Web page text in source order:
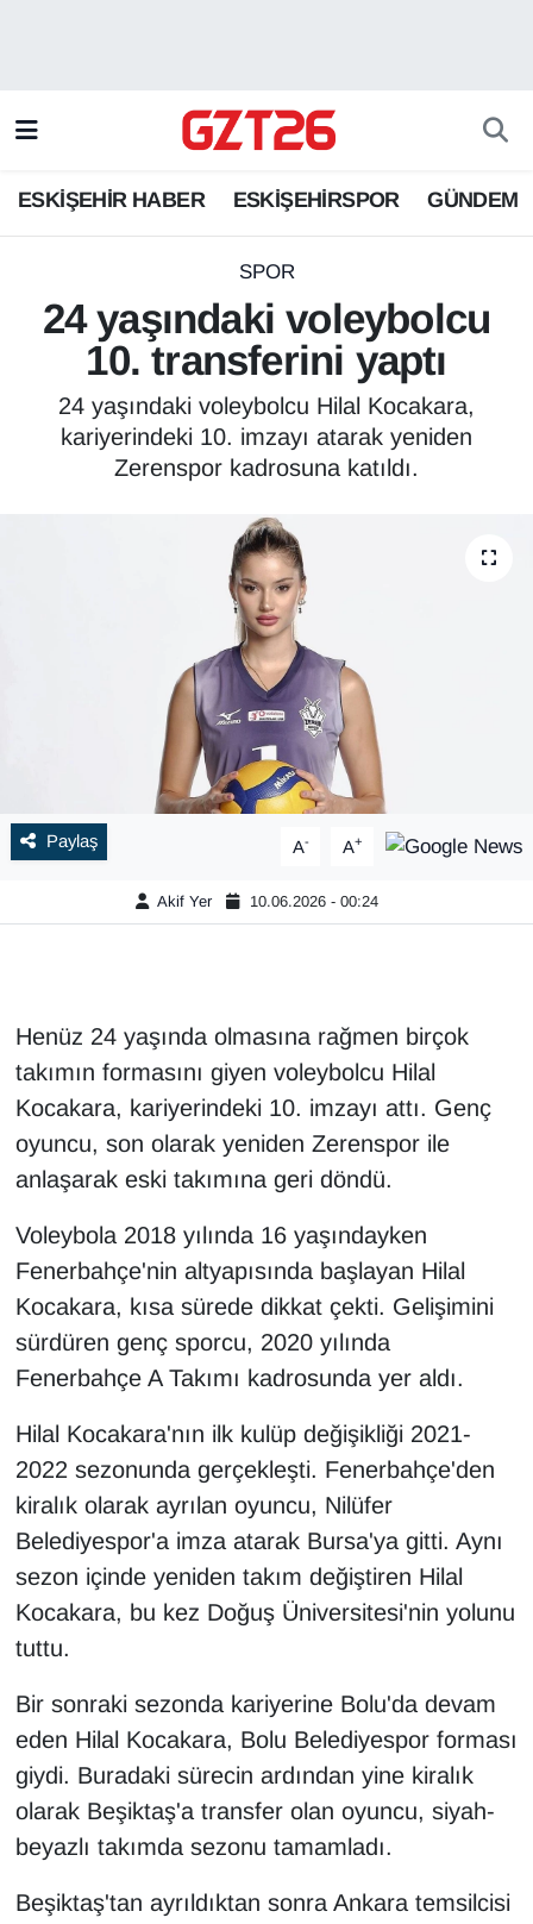
ESKİŞEHİR HABER ESKİŞEHİRSPOR GÜNDEM
SPOR
24 yaşındaki voleybolcu
10. transferini yaptı
24 yaşındaki voleybolcu Hilal Kocakara,
kariyerindeki 10. imzayı atarak yeniden
Zerenspor kadrosuna katıldı.
Paylaş A- A+
Akif Yer 10.06.2026 - 00:24
Henüz 24 yaşında olmasına rağmen birçok
takımın formasını giyen voleybolcu Hilal
Kocakara, kariyerindeki 10. imzayı attı. Genç
oyuncu, son olarak yeniden Zerenspor ile
anlaşarak eski takımına geri döndü.
Voleybola 2018 yılında 16 yaşındayken
Fenerbahçe'nin altyapısında başlayan Hilal
Kocakara, kısa sürede dikkat çekti. Gelişimini
sürdüren genç sporcu, 2020 yılında
Fenerbahçe A Takımı kadrosunda yer aldı.
Hilal Kocakara'nın ilk kulüp değişikliği 2021-
2022 sezonunda gerçekleşti. Fenerbahçe'den
kiralık olarak ayrılan oyuncu, Nilüfer
Belediyespor'a imza atarak Bursa'ya gitti. Aynı
sezon içinde yeniden takım değiştiren Hilal
Kocakara, bu kez Doğuş Üniversitesi'nin yolunu
tuttu.
Bir sonraki sezonda kariyerine Bolu'da devam
eden Hilal Kocakara, Bolu Belediyespor forması
giydi. Buradaki sürecin ardından yine kiralık
olarak Beşiktaş'a transfer olan oyuncu, siyah-
beyazlı takımda sezonu tamamladı.
Beşiktaş'tan ayrıldıktan sonra Ankara temsilcisi
ESKİŞEHİRSPOR
GÜNDEM
Odunpazarı Trafik Yoğunluk Haritası
Süper Lig Puan Durumu ve Fikstür
Son Dakika Haberleri
Haber Arşivi